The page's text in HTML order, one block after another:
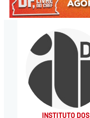
INSTITUTO DOS